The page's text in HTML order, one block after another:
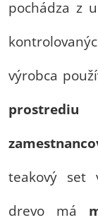
pochádza z
výrobca
prostrediu
teakový set
drevo má